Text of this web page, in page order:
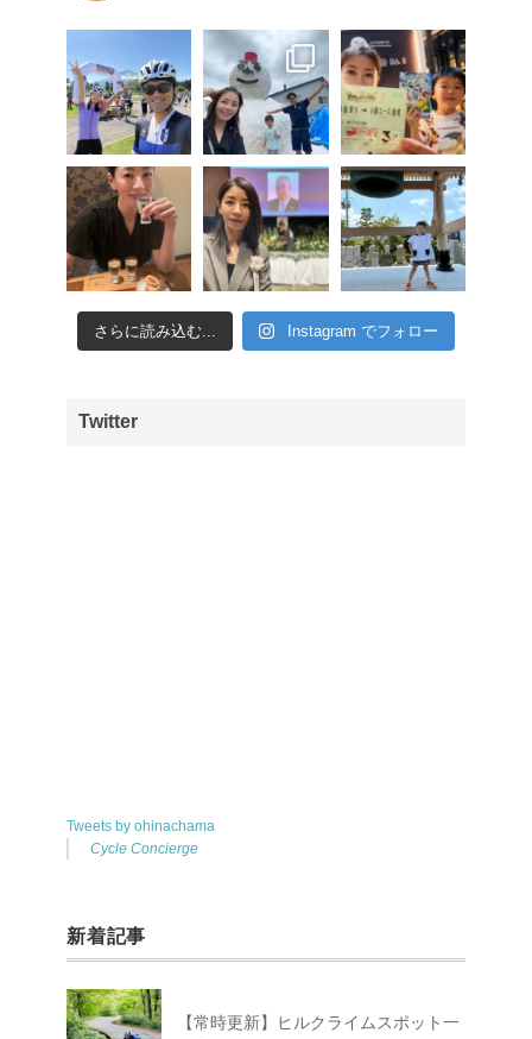
さらに読み込む... Instagram でフォロー
Twitter
Tweets by ohinachama
Cycle Concierge
新着記事
【常時更新】ヒルクライムスポット一